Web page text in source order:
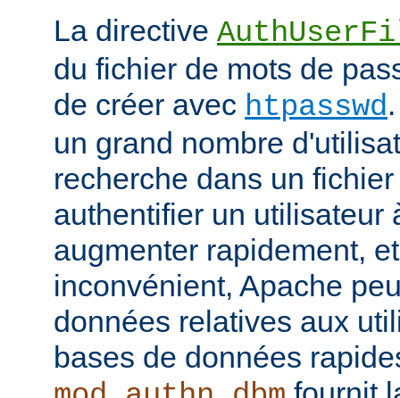
La directive
du fichier de mots de
de créer avec htpasswd
un grand nombre
recherche dans un
authentifier un utilisateur
augmenter rapidement,
inconvénient, Apache
données relatives aux
bases de données